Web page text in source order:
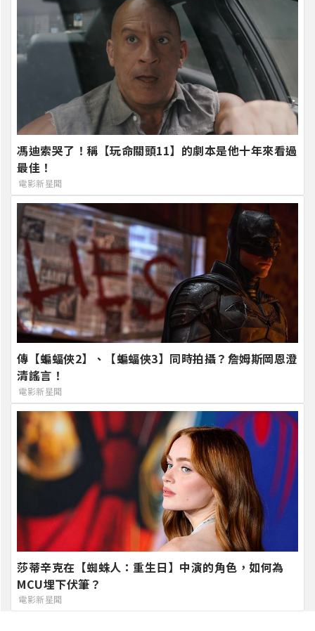
馮迪索哭了！稱【玩命關頭11】的劇本是他十年來看過
最佳！
電影新星聞
傳【蝙蝠俠2】、【蝙蝠俠3】同時拍攝？詹姆斯岡恩澄
清謠言！
電影新星聞
莎蒂辛克在【蜘蛛人：重生日】中演的角色，如何為
MCU埋下伏筆？
電影新星聞